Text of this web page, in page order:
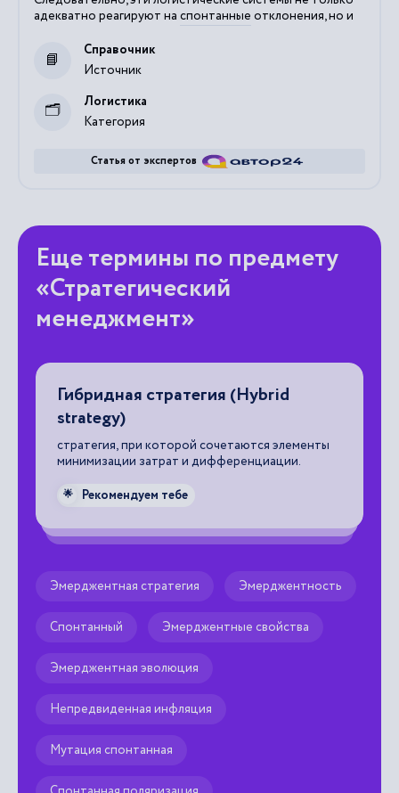
адекватно реагируют на спонтанные отклонения, но и
Источник
Справочник
Категория
Логистика
Статья от экспертов
Еще термины по предмету
«Стратегический
менеджмент»
Гибридная стратегия (Hybrid
strategy)
стратегия, при которой сочетаются элементы
минимизации затрат и дифференциации.
🌟 Рекомендуем тебе
Эмерджентная стратегия Эмерджентность
Спонтанный Эмерджентные свойства
Эмерджентная эволюция
Непредвиденная инфляция
Мутация спонтанная